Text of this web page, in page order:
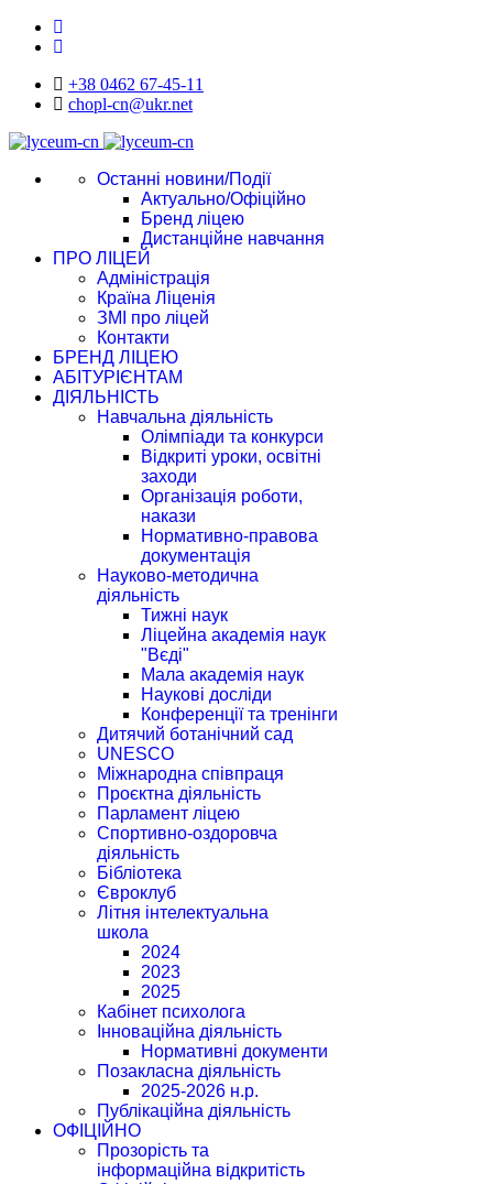
+38 0462 67-45-11
chopl-cn@ukr.net
Останні новини/Події
Актуально/Офіційно
Бренд ліцею
Дистанційне навчання
ПРО ЛІЦЕЙ
Адміністрація
Країна Ліценія
ЗМІ про ліцей
Контакти
БРЕНД ЛІЦЕЮ
АБІТУРІЄНТАМ
ДІЯЛЬНІСТЬ
Навчальна діяльність
Олімпіади та конкурси
Відкриті уроки, освітні
заходи
Організація роботи,
накази
Нормативно-правова
документація
Науково-методична
діяльність
Тижні наук
Ліцейна академія наук
"Вєді"
Мала академія наук
Наукові досліди
Конференції та тренінги
Дитячий ботанічний сад
UNESCO
Міжнародна співпраця
Проєктна діяльність
Парламент ліцею
Спортивно-оздоровча
діяльність
Бібліотека
Євроклуб
Літня інтелектуальна
школа
2024
2023
2025
Кабінет психолога
Інноваційна діяльність
Нормативні документи
Позакласна діяльність
2025-2026 н.р.
Публікаційна діяльність
ОФІЦІЙНО
Прозорість та
інформаційна відкритість